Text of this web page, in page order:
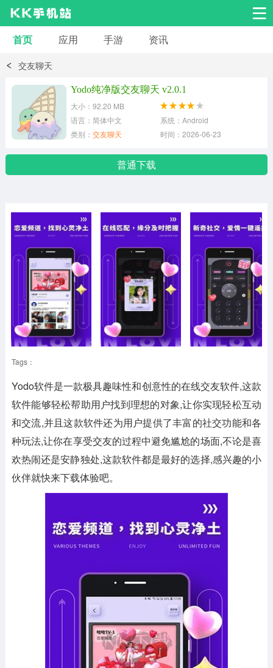
安卓应用
小说漫画
金融理财 新闻资讯 游戏辅助
安卓其它
首页 应用 手游 资讯
交友聊天
Yodo纯净版交友聊天 v2.0.1
大小：92.20 MB
语言：简体中文
系统：Android
类别： 交友聊天 时间：2026-06-23
普通下载
Tags：
Yodo软件是一款极具趣味性和创意性的在线交友软件,这款
软件能够轻松帮助用户找到理想的对象,让你实现轻松互动
和交流,并且这款软件还为用户提供了丰富的社交功能和各
种玩法,让你在享受交友的过程中避免尴尬的场面,不论是喜
欢热闹还是安静独处,这款软件都是最好的选择,感兴趣的小
伙伴就快来下载体验吧。